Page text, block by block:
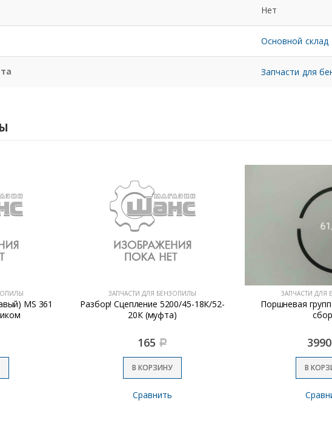
Нет
Основной склад
Запчасти для
MS 361
ЗАПЧАСТИ ДЛЯ БЕНЗОПИЛЫ
Разбор! Сцепление 5200/45-18К/52-
20К (муфта)
165 Р
В КОРЗИНУ
Сравнить
ЗАПЧАСТИ ДЛЯ
Поршневая
3990
В